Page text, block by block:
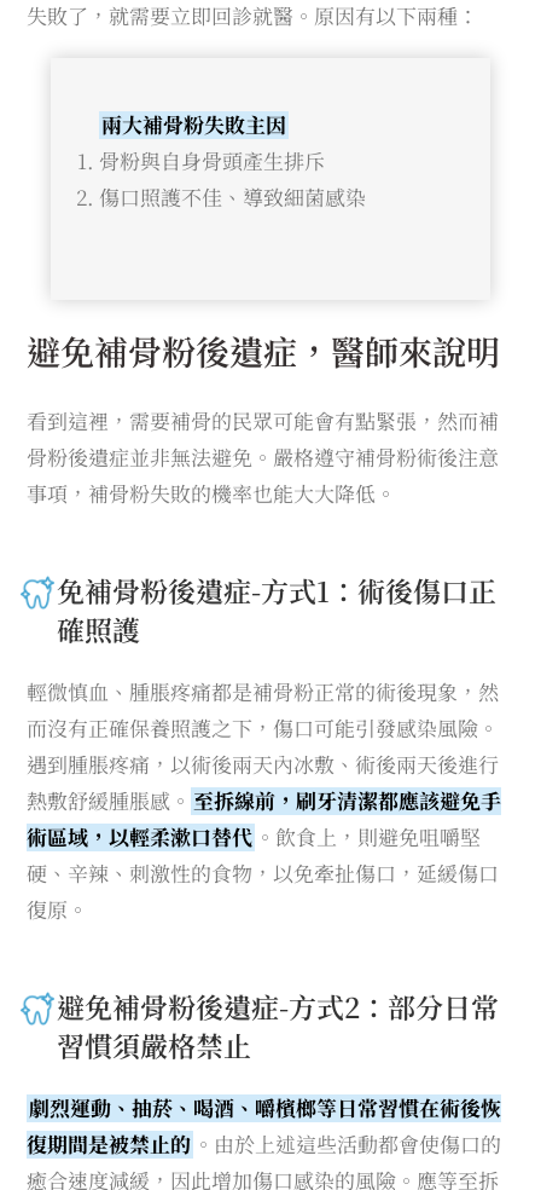
失敗了，就需要立即回診就醫。原因有以下兩種：
兩大補骨粉失敗主因
骨粉與自身骨頭產生排斥
傷口照護不佳、導致細菌感染
避免補骨粉後遺症，醫師來說明
看到這裡，需要補骨的民眾可能會有點緊張，然而補
骨粉後遺症並非無法避免。嚴格遵守補骨粉術後注意
事項，補骨粉失敗的機率也能大大降低。
免補骨粉後遺症-方式1：術後傷口正
確照護
輕微慎血、腫脹疼痛都是補骨粉正常的術後現象，然
而沒有正確保養照護之下，傷口可能引發感染風險。
遇到腫脹疼痛，以術後兩天內冰敷、術後兩天後進行
熱敷舒緩腫脹感。 至拆線前，刷牙清潔都應該避免手
術區域，以輕柔漱口替代 。飲食上，則避免咀嚼堅
硬、辛辣、刺激性的食物，以免牽扯傷口，延緩傷口
復原。
避免補骨粉後遺症-方式2：部分日常
習慣須嚴格禁止
劇烈運動、抽菸、喝酒、嚼檳榔等日常習慣在術後恢
復期間是被禁止的 。由於上述這些活動都會使傷口的
癒合速度減緩，因此增加傷口感染的風險。應等至拆